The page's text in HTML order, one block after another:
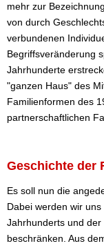
mehr zur
von durch
verbundenen
Begriffsveränderung
Jahrhunderte
"ganzen Haus" des
Familienformen des
partnerschaftlichen
Geschichte der
Es soll nun die
Dabei werden wir
Jahrhunderts und
beschränken. Aus